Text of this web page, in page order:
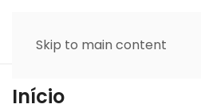
Skip to main content
Início